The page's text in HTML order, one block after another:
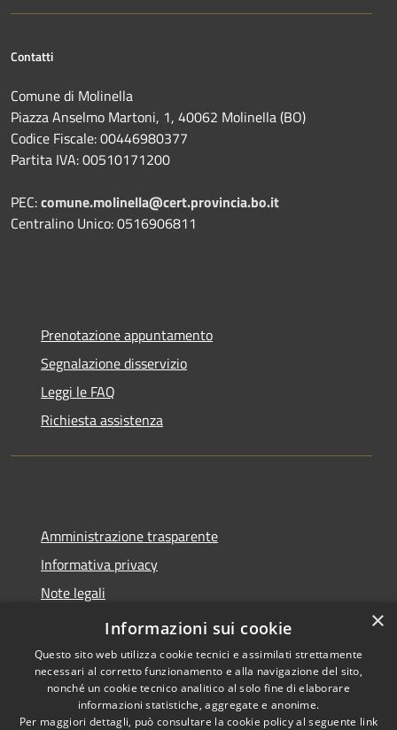
Contatti
Comune di Molinella
Piazza Anselmo Martoni, 1, 40062 Molinella (BO)
Codice Fiscale: 00446980377
Partita IVA: 00510171200
PEC:comune.molinella@cert.provincia.bo.it
Centralino Unico: 0516906811
Prenotazione appuntamento
Segnalazione disservizio
Leggi le FAQ
Richiesta assistenza
Amministrazione trasparente
Informativa privacy
Note legali
Dichiarazione di accessibilità
Copyright © 2026 • Comune di
×
Informazioni sui cookie
Questo sito web utilizza cookie tecnici e assimilati strettamente
necessari al corretto funzionamento e alla navigazione del sito,
nonché un cookie tecnico analitico al solo fine di elaborare
informazioni statistiche, aggregate e anonime.
Per maggiori dettagli, può consultare la cookie policy al seguente link